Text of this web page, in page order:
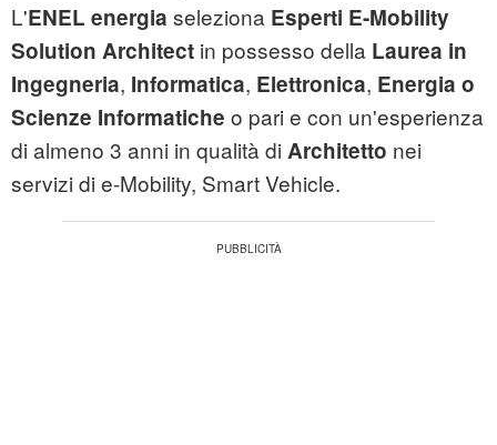
L'ENEL energia seleziona Esperti E-Mobility
Solution Architect in possesso della Laurea in
Ingegneria, Informatica, Elettronica, Energia o
Scienze Informatiche o pari e con un'esperienza
di almeno 3 anni in qualità di Architetto nei
servizi di e-Mobility, Smart Vehicle.